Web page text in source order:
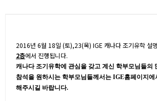
2016년 6월 18일 (토),23(목) IGE 캐나다 조기유학 설
2층에서 진행됩니다.
캐나다 조기유학에 관심을 갖고 계신 학부모님들의
참석을 원하시는 학부모님들께서는 IGE홈페이지에
해주시길 바랍니다.